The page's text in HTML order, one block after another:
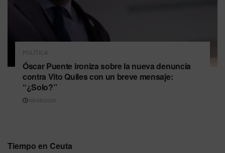
POLÍTICA
Óscar Puente ironiza sobre la nueva denuncia
contra Vito Quiles con un breve mensaje:
“¿Solo?”
06/08/2026
Tiempo en Ceuta